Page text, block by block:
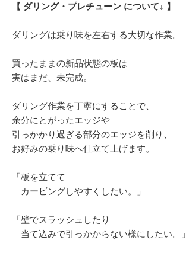
【 ダリング・プレチューン について↓ 】
ダリングは乗り味を左右する大切な作業。
買ったままの新品状態の板は
実はまだ、未完成。
ダリング作業を丁寧にすることで、
余分にとがったエッジや
引っかかり過ぎる部分のエッジを削り、
お好みの乗り味へ仕立て上げます。
「板を立てて
カービングしやすくしたい。」
「壁でスラッシュしたり
当て込みで引っかからない様にしたい。」